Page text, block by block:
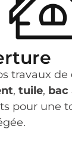
travaux de
,tuile, bac
pour une